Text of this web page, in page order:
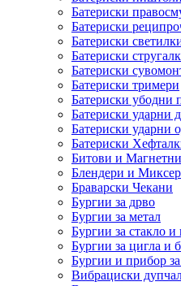
Батериски
Батериски
Батериски
Батериски
Батериски
Батериски тримери
Батериски убодни
Батериски ударни
Батериски ударни
Батериски
Битови и
Блендери и
Браварски Чекани
Бургии за дрво
Бургии за метал
Бургии за стакло и
Бургии за цигла и
Бургии и прибор
Вибрациски